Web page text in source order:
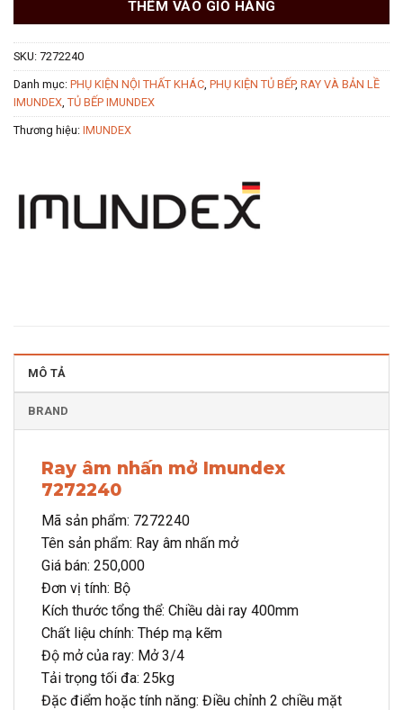
THÊM VÀO GIỎ HÀNG
SKU: 7272240
Danh mục: PHỤ KIỆN NỘI THẤT KHÁC, PHỤ KIỆN TỦ BẾP, RAY VÀ BẢN LỀ
IMUNDEX, TỦ BẾP IMUNDEX
Thương hiệu: IMUNDEX
MÔ TẢ
BRAND
Ray âm nhấn mở Imundex
7272240
Mã sản phẩm: 7272240
Tên sản phẩm: Ray âm nhấn mở
Giá bán: 250,000
Đơn vị tính: Bộ
Kích thước tổng thể: Chiều dài ray 400mm
Chất liệu chính: Thép mạ kẽm
Độ mở của ray: Mở 3/4
Tải trọng tối đa: 25kg
Đặc điểm hoặc tính năng: Điều chỉnh 2 chiều mặt